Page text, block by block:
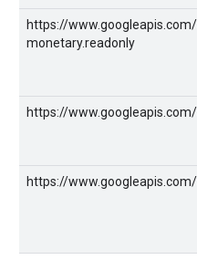
https://
monetary.readonly
https://
https://